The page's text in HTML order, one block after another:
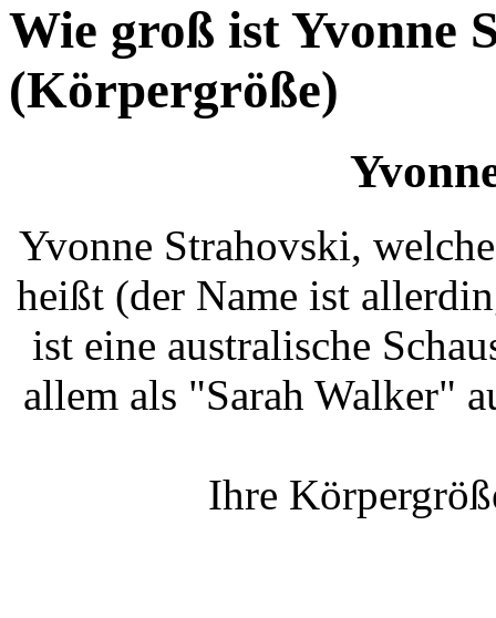
Wie groß ist Yvonne
(Körpergröße)
Yvonne Strahovski,
heißt (der Name ist
ist eine australische
allem als "Sarah Walker"
Ihre